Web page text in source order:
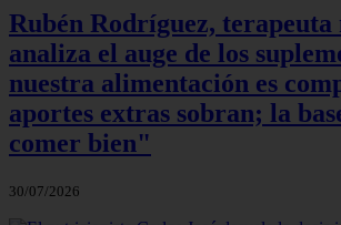
Rubén Rodríguez,
analiza el auge de los
nuestra alimentación es
aportes extras sobran; la
comer bien"
30/07/2026